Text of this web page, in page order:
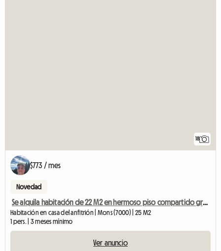
18
$773 / mes
Novedad
Se alquila habitación de 22 M2 en hermoso piso compartido grande
Habitación en casa del anfitrión | Mons (7000) | 25 M2
1 pers. | 3 meses mínimo
Ver anuncio